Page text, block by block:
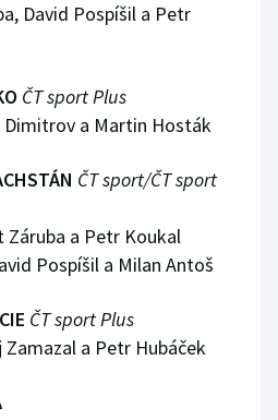
David Pospíšil a Petr
ČT sport Plus
a Martin Hosták
ČT sport/ČT sport
a Petr Koukal
Pospíšil a Milan Antoš
ČT sport Plus
a Petr Hubáček